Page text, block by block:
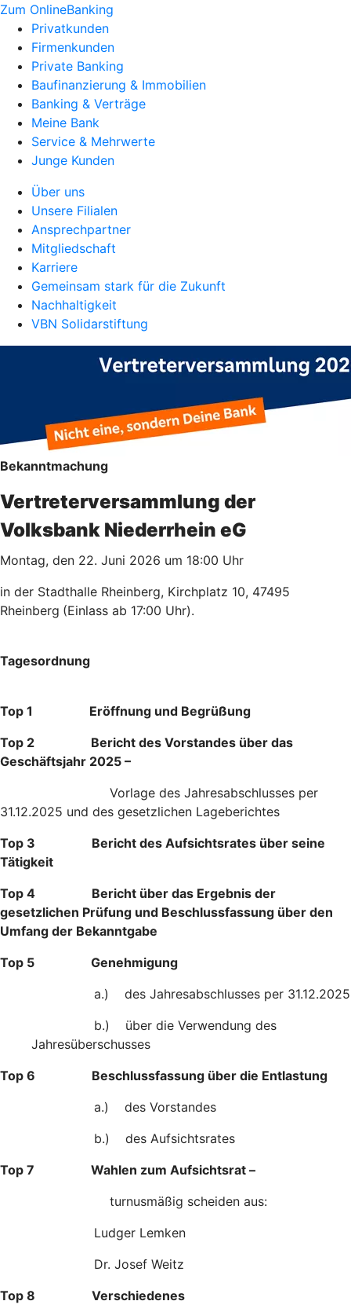
Zum OnlineBanking
Privatkunden
Firmenkunden
Private Banking
Baufinanzierung & Immobilien
Banking & Verträge
Meine Bank
Service & Mehrwerte
Junge Kunden
Über uns
Unsere Filialen
Ansprechpartner
Mitgliedschaft
Karriere
Gemeinsam stark für die Zukunft
Nachhaltigkeit
VBN Solidarstiftung
Bekanntmachung
Vertreterversammlung der
Volksbank Niederrhein eG
Montag, den 22. Juni 2026 um 18:00 Uhr
in der Stadthalle Rheinberg, Kirchplatz 10, 47495
Rheinberg (Einlass ab 17:00 Uhr).
Tagesordnung
Top 1 Eröffnung und Begrüßung
Top 2 Bericht des Vorstandes über das
Geschäftsjahr 2025 –
Vorlage des Jahresabschlusses per
31.12.2025 und des gesetzlichen Lageberichtes
Top 3 Bericht des Aufsichtsrates über seine
Tätigkeit
Top 4 Bericht über das Ergebnis der
gesetzlichen Prüfung und Beschlussfassung über den
Umfang der Bekanntgabe
Top 5 Genehmigung
a.) des Jahresabschlusses per 31.12.2025
b.) über die Verwendung des
Jahresüberschusses
Top 6 Beschlussfassung über die Entlastung
a.) des Vorstandes
b.) des Aufsichtsrates
Top 7 Wahlen zum Aufsichtsrat –
turnusmäßig scheiden aus:
Ludger Lemken
Dr. Josef Weitz
Top 8 Verschiedenes